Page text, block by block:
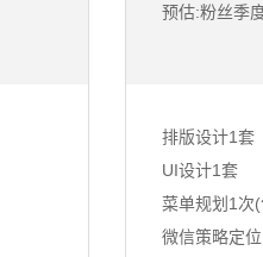
预估:粉丝季
排版设计1套
UI设计1套
菜单规划1次
微信策略定